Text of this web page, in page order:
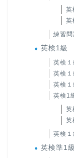
英
英
練習
英検1級
英検
英検
英検
英検1
英
英
英検
英検準1級